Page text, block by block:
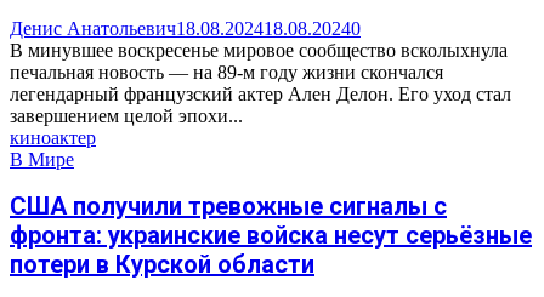
Денис Анатольевич18.08.202418.08.20240
В минувшее воскресенье мировое сообщество всколыхнула
печальная новость — на 89-м году жизни скончался
легендарный французский актер Ален Делон. Его уход стал
завершением целой эпохи...
киноактер
В Мире
США получили тревожные сигналы с
фронта: украинские войска несут серьёзные
потери в Курской области